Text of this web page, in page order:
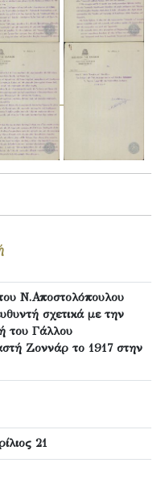
Ν.Αποστολόπουλου
σχετικά με την
του Γάλλου
Ζοννάρ το 1917 στην
21